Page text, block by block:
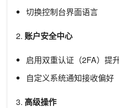
切换控制台界面语言
2. 账户安全中心
启用双重认证（2FA）提
自定义系统通知接收偏好
3. 高级操作